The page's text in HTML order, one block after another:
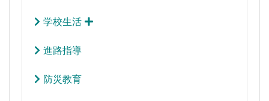
学校生活
進路指導
防災教育